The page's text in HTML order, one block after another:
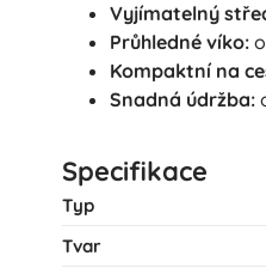
Vyjímatelný
Průhledné víko:
Kompaktní na
Snadná údržba:
Specifikace
Typ
Tvar